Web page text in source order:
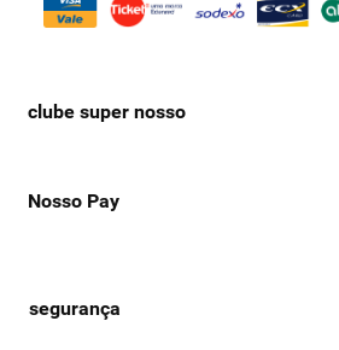
clube super nosso
Nosso Pay